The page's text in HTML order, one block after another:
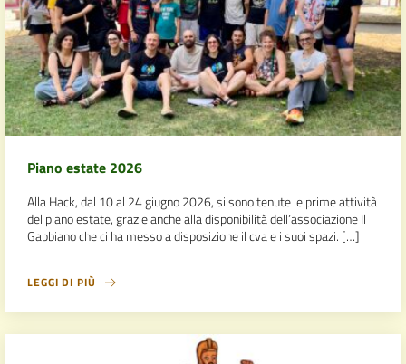
Piano estate 2026
Alla Hack, dal 10 al 24 giugno 2026, si sono tenute le prime attività
del piano estate, grazie anche alla disponibilità dell’associazione Il
Gabbiano che ci ha messo a disposizione il cva e i suoi spazi. […]
LEGGI DI PIÙ